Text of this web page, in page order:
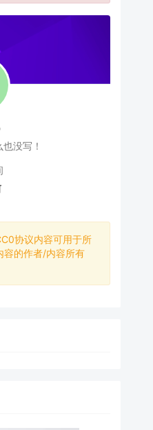
没写！
协议内容可用于所
容的作者/内容所有